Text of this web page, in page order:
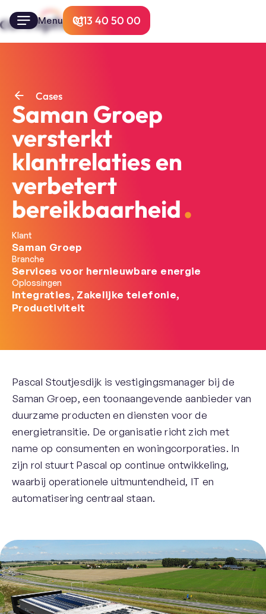
Menu 0113 40 50 00
Cases
Saman Groep
versterkt
klantrelaties en
verbetert
bereikbaarheid
Klant
Saman Groep
Branche
Services voor hernieuwbare energie
Oplossingen
Integraties, Zakelijke telefonie,
Productiviteit
Pascal Stoutjesdijk is vestigingsmanager bij de
Saman Groep, een toonaangevende aanbieder van
duurzame producten en diensten voor de
energietransitie. De organisatie richt zich met
name op consumenten en woningcorporaties. In
zijn rol stuurt Pascal op continue ontwikkeling,
waarbij operationele uitmuntendheid, IT en
automatisering centraal staan.